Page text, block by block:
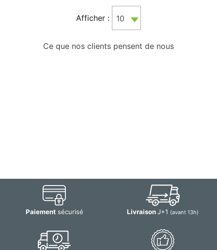
Afficher : 10
Ce que nos clients pensent de nous
Paiementsécurisé LivraisonJ+1 (avant 13h)